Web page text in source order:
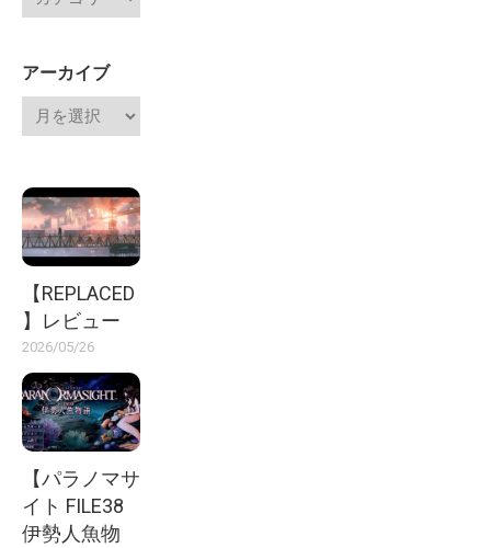
アーカイブ
【REPLACED
】レビュー
2026/05/26
【パラノマサ
イト FILE38
伊勢人魚物